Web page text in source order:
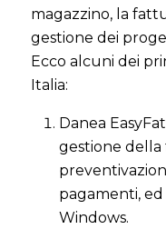
magazzino, la
gestione dei
Ecco alcuni dei
Italia:
Danea
gestione
pagamenti,
Windows.